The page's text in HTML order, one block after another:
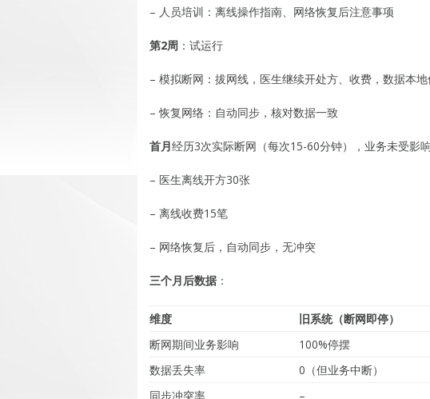
– 人员培训：离线操作指南、网络恢复后注意事项
第2周 ：试运行
– 模拟断网：拔网线，医生继续开处方、收费，数据本
– 恢复网络：自动同步，核对数据一致
首月经历3次实际断网（每次15-60分钟），业务未受影响
– 医生离线开方30张
– 离线收费15笔
– 网络恢复后，自动同步，无冲突
三个月后数据 ：
维度 旧系统（断网即停）
断网期间业务影响
100%停摆
数据丢失率
0（但业务中断）
同步冲突率
–